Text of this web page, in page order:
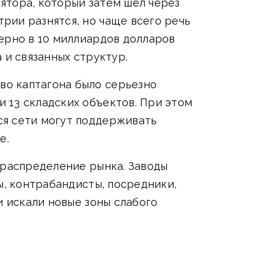
который затем шел через
разнятся, но чаще всего речь
в 10 миллиардов долларов
связанных структур.
каптагона было серьезно
складских объектов. При этом
сети могут поддерживать
рынка. Заводы
контрабандисты, посредники,
новые зоны слабого